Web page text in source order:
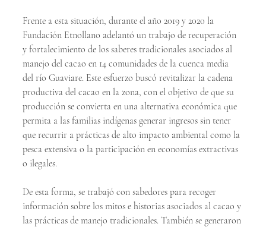
Frente a esta situación, durante el año 2019 y 2020 la
Fundación Etnollano adelantó un trabajo de recuperación
y fortalecimiento de los saberes tradicionales asociados al
manejo del cacao en 14 comunidades de la cuenca media
del río Guaviare. Este esfuerzo buscó revitalizar la cadena
productiva del cacao en la zona, con el objetivo de que su
producción se convierta en una alternativa económica que
permita a las familias indígenas generar ingresos sin tener
que recurrir a prácticas de alto impacto ambiental como la
pesca extensiva o la participación en economías extractivas
o ilegales.
De esta forma, se trabajó con sabedores para recoger
información sobre los mitos e historias asociados al cacao y
las prácticas de manejo tradicionales. También se generaron